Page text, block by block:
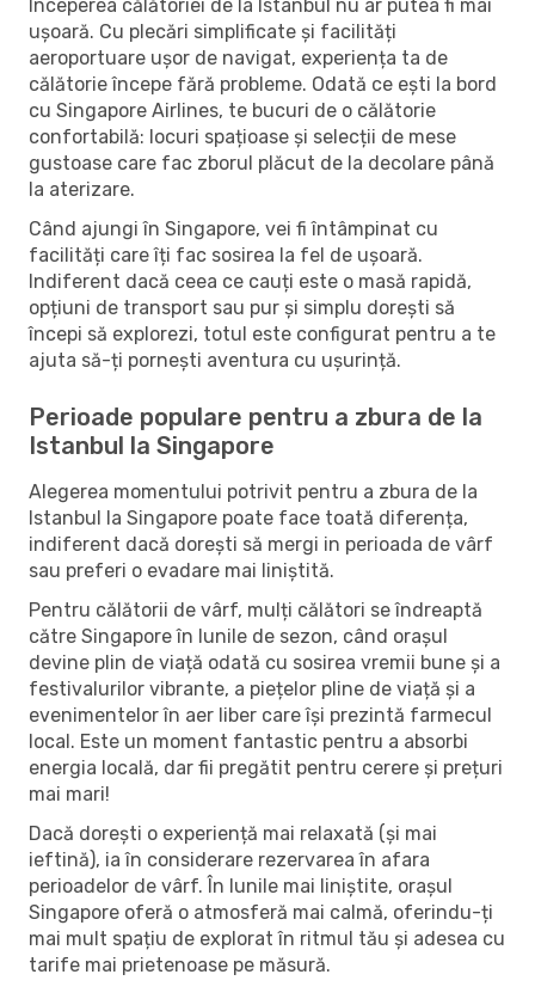
Începerea călătoriei de la Istanbul nu ar putea fi mai
ușoară. Cu plecări simplificate și facilități
aeroportuare ușor de navigat, experiența ta de
călătorie începe fără probleme. Odată ce ești la bord
cu Singapore Airlines, te bucuri de o călătorie
confortabilă: locuri spațioase și selecții de mese
gustoase care fac zborul plăcut de la decolare până
la aterizare.
Când ajungi în Singapore, vei fi întâmpinat cu
facilități care îți fac sosirea la fel de ușoară.
Indiferent dacă ceea ce cauți este o masă rapidă,
opțiuni de transport sau pur și simplu dorești să
începi să explorezi, totul este configurat pentru a te
ajuta să-ți pornești aventura cu ușurință.
Perioade populare pentru a zbura de la
Istanbul la Singapore
Alegerea momentului potrivit pentru a zbura de la
Istanbul la Singapore poate face toată diferența,
indiferent dacă dorești să mergi in perioada de vârf
sau preferi o evadare mai liniștită.
Pentru călătorii de vârf, mulți călători se îndreaptă
către Singapore în lunile de sezon, când orașul
devine plin de viață odată cu sosirea vremii bune și a
festivalurilor vibrante, a piețelor pline de viață și a
evenimentelor în aer liber care își prezintă farmecul
local. Este un moment fantastic pentru a absorbi
energia locală, dar fii pregătit pentru cerere și prețuri
mai mari!
Dacă dorești o experiență mai relaxată (și mai
ieftină), ia în considerare rezervarea în afara
perioadelor de vârf. În lunile mai liniștite, orașul
Singapore oferă o atmosferă mai calmă, oferindu-ți
mai mult spațiu de explorat în ritmul tău și adesea cu
tarife mai prietenoase pe măsură.